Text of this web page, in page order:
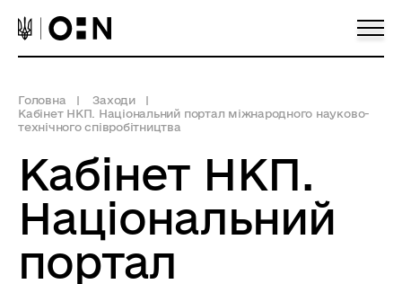
Головна
Заходи
Кабінет НКП. Національний портал міжнародного науково-
технічного співробітництва
Кабінет НКП.
Національний
портал